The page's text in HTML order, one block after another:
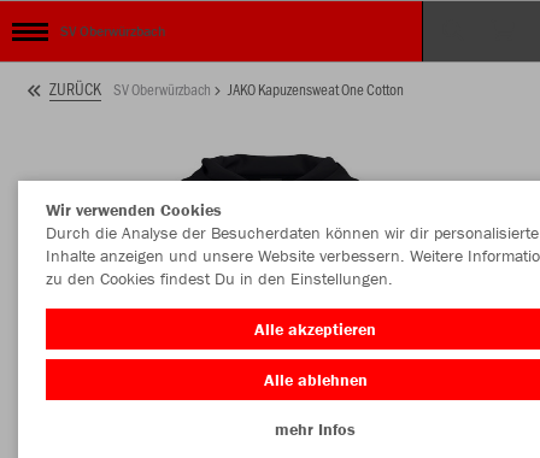
SV Oberwürzbach
ZURÜCK SV Oberwürzbach JAKO Kapuzensweat One Cotton
Wir verwenden Cookies
Durch die Analyse der Besucherdaten können wir dir personalisierte
Inhalte anzeigen und unsere Website verbessern. Weitere
zu den Cookies findest Du in den Einstellungen.
Alle akzeptieren
Alle ablehnen
mehr Infos